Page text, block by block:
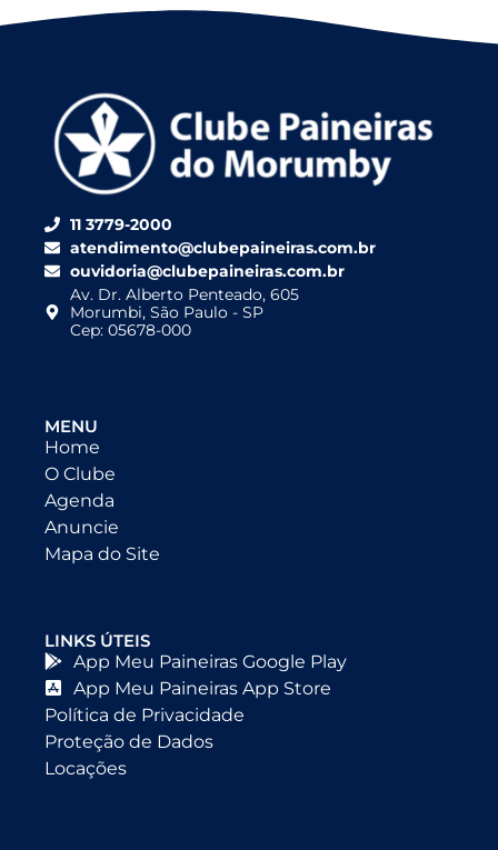
11 3779-2000
atendimento@clubepaineiras.com.br
ouvidoria@clubepaineiras.com.br
Av. Dr. Alberto Penteado, 605
Morumbi, São Paulo - SP
Cep: 05678-000
MENU
Home
O Clube
Agenda
Anuncie
Mapa do Site
LINKS ÚTEIS
App Meu Paineiras Google Play
App Meu Paineiras App Store
Política de Privacidade
Proteção de Dados
Locações